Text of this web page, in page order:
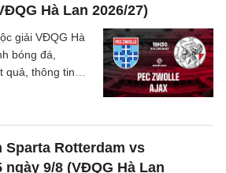
Hà Lan 2026/27)
giải VĐQG Hà
bóng đá,
quả, thông tin
Sparta Rotterdam vs
ngày 9/8 (VĐQG Hà Lan